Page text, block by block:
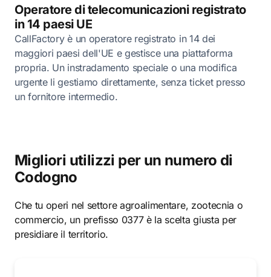
Operatore di telecomunicazioni registrato
in 14 paesi UE
CallFactory è un operatore registrato in 14 dei
maggiori paesi dell'UE e gestisce una piattaforma
propria. Un instradamento speciale o una modifica
urgente li gestiamo direttamente, senza ticket presso
un fornitore intermedio.
Migliori utilizzi per un numero di
Codogno
Che tu operi nel settore agroalimentare, zootecnia o
commercio, un prefisso 0377 è la scelta giusta per
presidiare il territorio.